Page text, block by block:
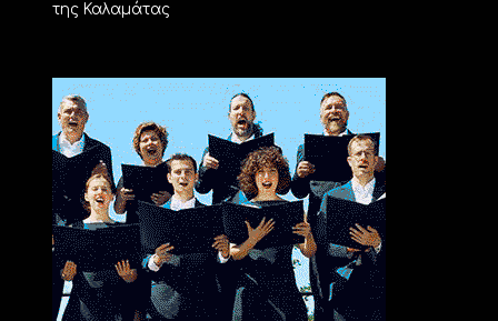
της Καλαμάτας